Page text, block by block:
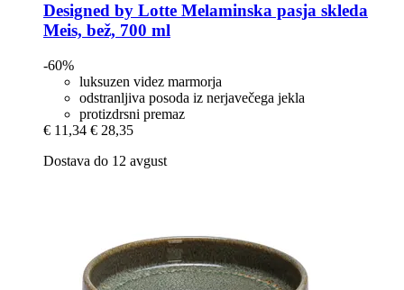
Designed by Lotte Melaminska pasja skleda
Meis, bež, 700 ml
-60%
luksuzen videz marmorja
odstranljiva posoda iz nerjavečega jekla
protizdrsni premaz
€ 11,34 € 28,35
Dostava do 12 avgust